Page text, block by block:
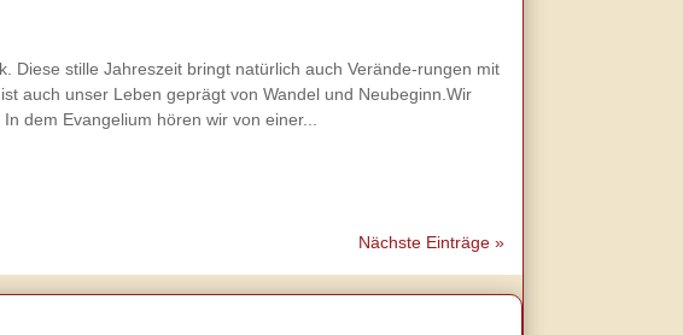
Diese stille Jahreszeit bringt natürlich auch Verände-rungen mit
auch unser Leben geprägt von Wandel und Neubeginn.Wir
dem Evangelium hören wir von einer...
Nächste Einträge »